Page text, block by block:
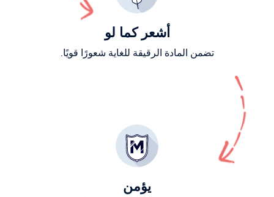
أشعر كما لو
تضمن المادة الرقيقة للغاية شعورًا قويًا.
يؤمن